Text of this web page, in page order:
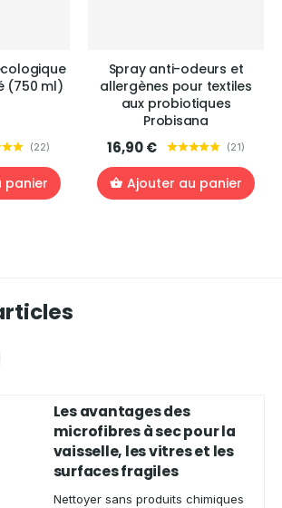
(750 ml)
(22)
panier
Spray anti-odeurs et
allergènes pour textiles
aux probiotiques
Probisana
16,90 € (21)
Ajouter au panier
Les avantages des
microfibres à sec pour la
vaisselle, les vitres et les
surfaces fragiles
Nettoyer sans produits chimiques